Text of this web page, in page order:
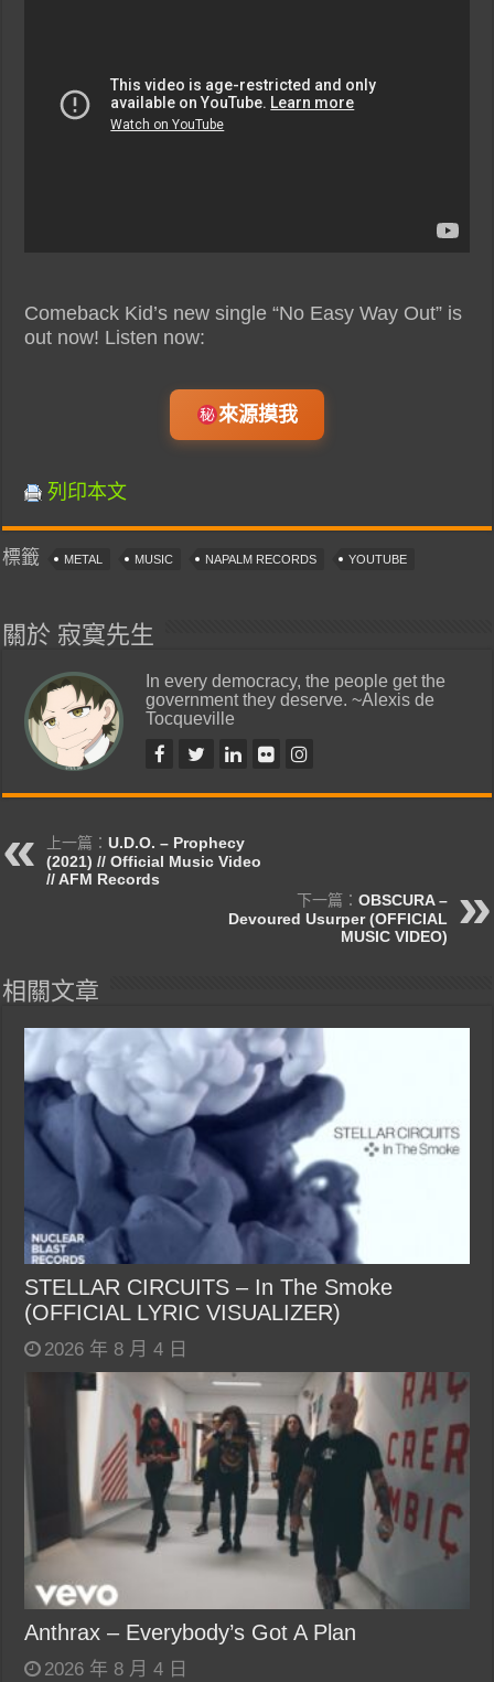
Comeback Kid’s new single “No Easy Way Out” is
out now! Listen now:
來源摸我
列印本文
標籤 METAL MUSIC NAPALM RECORDS YOUTUBE
關於 寂寞先生
In every democracy, the people get the
government they deserve. ~Alexis de
Tocqueville
上一篇：U.D.O. – Prophecy
(2021) // Official Music Video
// AFM Records
下一篇： OBSCURA –
Devoured Usurper (OFFICIAL
MUSIC VIDEO)
相關文章
STELLAR CIRCUITS – In The Smoke
(OFFICIAL LYRIC VISUALIZER)
2026 年 8 月 4 日
Anthrax – Everybody’s Got A Plan
2026 年 8 月 4 日